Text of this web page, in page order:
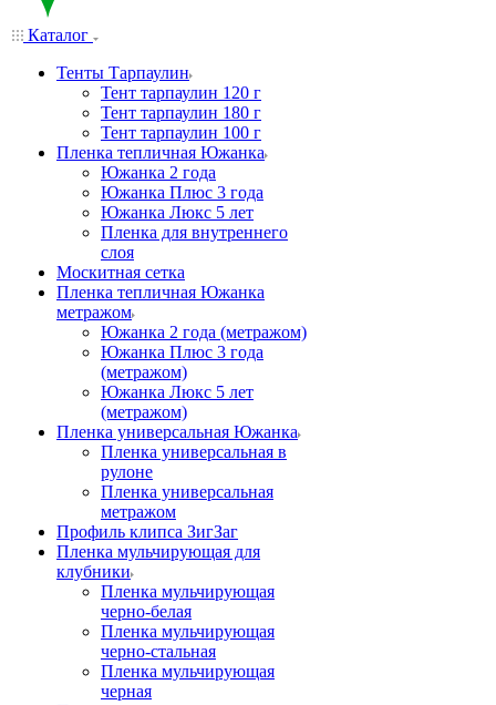
Каталог
Тенты Тарпаулин
Тент тарпаулин 120 г
Тент тарпаулин 180 г
Тент тарпаулин 100 г
Пленка тепличная Южанка
Южанка 2 года
Южанка Плюс 3 года
Южанка Люкс 5 лет
Пленка для внутреннего
слоя
Москитная сетка
Пленка тепличная Южанка
метражом
Южанка 2 года (метражом)
Южанка Плюс 3 года
(метражом)
Южанка Люкс 5 лет
(метражом)
Пленка универсальная Южанка
Пленка универсальная в
рулоне
Пленка универсальная
метражом
Профиль клипса ЗигЗаг
Пленка мульчирующая для
клубники
Пленка мульчирующая
черно-белая
Пленка мульчирующая
черно-стальная
Пленка мульчирующая
черная